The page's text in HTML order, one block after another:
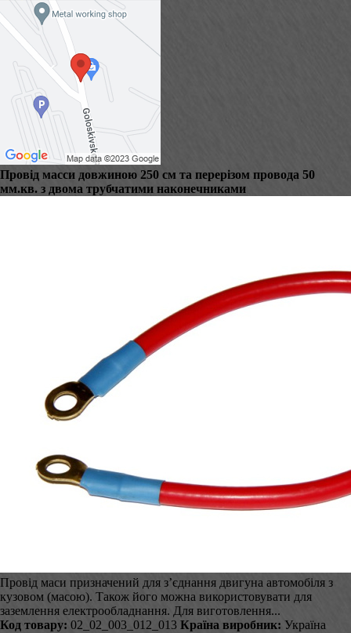
Провід масси довжиною 250 см та перерізом провода 50
мм.кв. з двома трубчатими наконечниками
Провід маси призначений для з’єднання двигуна автомобіля з
кузовом (масою). Також його можна використовувати для
заземлення електрообладнання. Для виготовлення...
Код товару: 02_02_003_012_013 Країна виробник: Україна